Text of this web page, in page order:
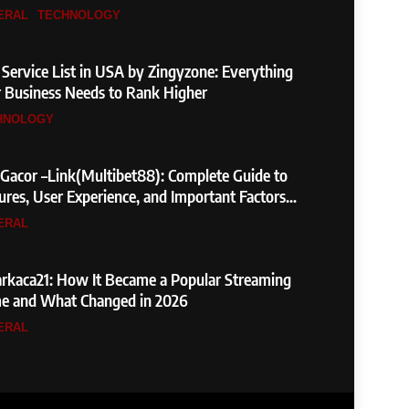
Service in USA Zingyzon: Complete Guide
a Powerful eCommerce Store
TECHNOLOGY
List in USA by Zingyzone: Everything
Needs to Rank Higher
–Link(Multibet88): Complete Guide to
User Experience, and Important Factors
TECHNOLOGY
Service List in USA by Zingyzone: Everything
Business Needs to Rank Higher
–Link(Multibet88): Complete Guide to
User Experience, and Important Factors
Choosing
How It Became a Popular Streaming
and What Changed in 2026